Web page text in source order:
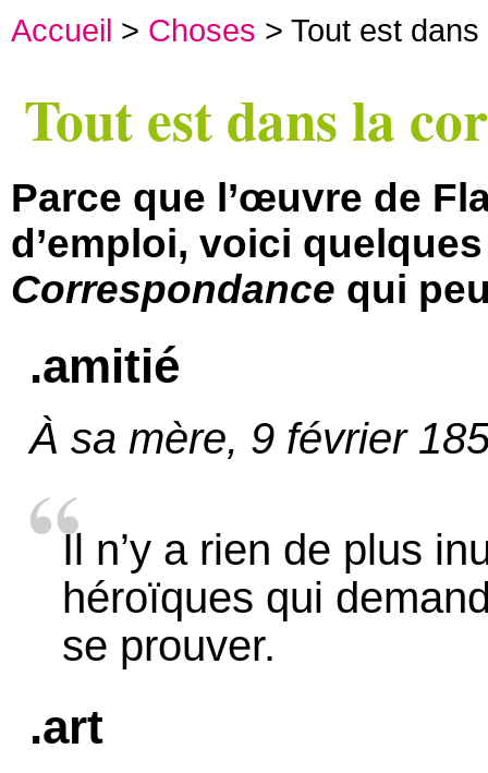
Accueil > Choses > Tout est
Tout est dans la
Parce que l’œuvre de
d’emploi, voici
Correspondance qui
.amitié
À sa mère, 9 février
Il n’y a rien de plus
héroïques qui
se prouver.
.art